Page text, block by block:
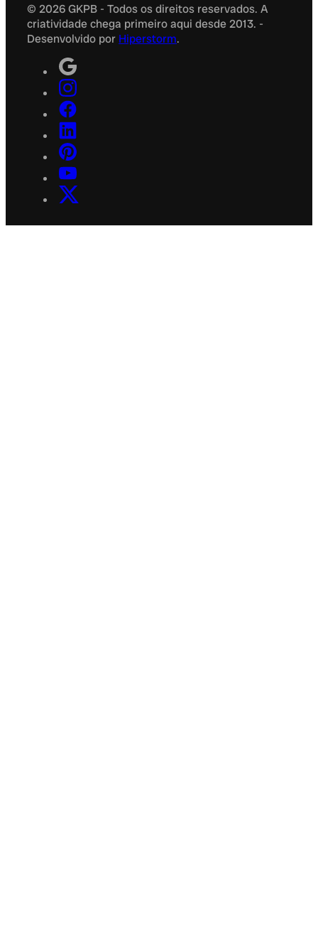
© 2026 GKPB - Todos os direitos reservados. A
criatividade chega primeiro aqui desde 2013. -
Desenvolvido por Hiperstorm.